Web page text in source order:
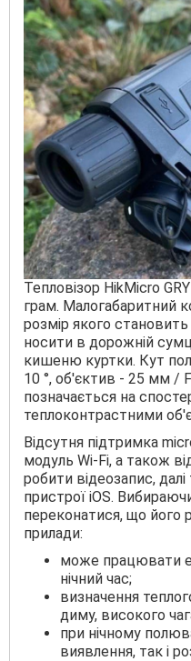
Тепловізор HikMicro
грам. Малогабаритний
розмір якого
носити в дорожній
кишеню куртки. Кут
10 °, об'єктив - 25 мм /
позначається на
теплоконтрастними
Відсутня підтримка
модуль Wi-Fi, а також
робити відеозапис,
пристрої iOS.
переконатися, що його
прилади:
може працювати
нічний час;
визначення
диму, високого
при нічному
виявлення, так і